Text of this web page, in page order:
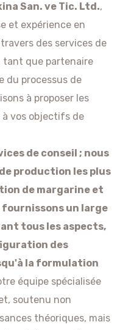
San. ve Tic. Ltd.,
et expérience en
des services de
tant que partenaire
du processus de
à proposer les
à vos objectifs de
de conseil ; nous
production les plus
de margarine et
un large
tous les aspects,
des
la formulation
équipe spécialisée
soutenu non
théoriques, mais